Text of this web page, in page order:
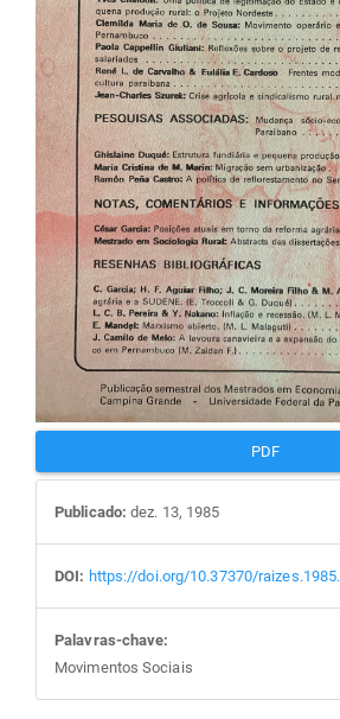
PDF
Publicado: dez. 13, 1985
DOI: https://doi.org/10.37370/
Palavras-chave:
Movimentos Sociais